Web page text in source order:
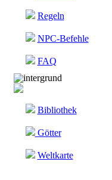
Regeln
NPC-Befehle
FAQ
intergrund
Bibliothek
Götter
Weltkarte